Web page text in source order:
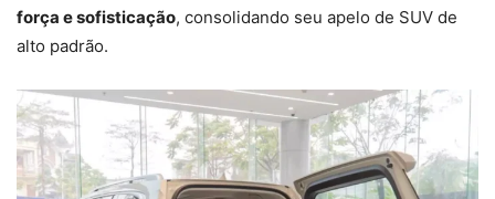
força e sofisticação, consolidando seu apelo de SUV de
alto padrão.